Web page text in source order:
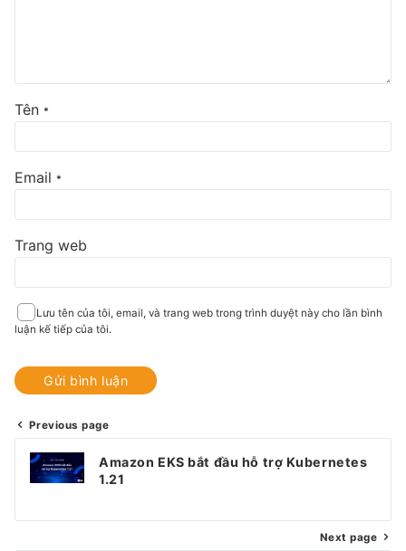
Tên *
Email *
Trang web
Lưu tên của tôi, email, và trang web trong trình duyệt này cho lần bình
luận kế tiếp của tôi.
Điều
hướng
bài
viết
Previous page
Amazon EKS bắt đầu hỗ trợ Kubernetes
1.21
Next page